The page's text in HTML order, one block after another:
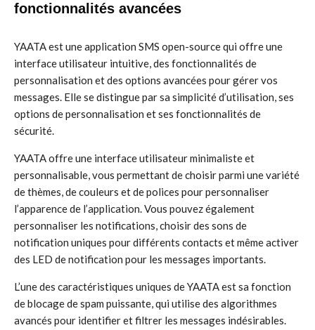
fonctionnalités avancées
YAATA est une application SMS open-source qui offre une
interface utilisateur intuitive, des fonctionnalités de
personnalisation et des options avancées pour gérer vos
messages. Elle se distingue par sa simplicité d’utilisation, ses
options de personnalisation et ses fonctionnalités de
sécurité.
YAATA offre une interface utilisateur minimaliste et
personnalisable, vous permettant de choisir parmi une variété
de thèmes, de couleurs et de polices pour personnaliser
l’apparence de l’application. Vous pouvez également
personnaliser les notifications, choisir des sons de
notification uniques pour différents contacts et même activer
des LED de notification pour les messages importants.
L’une des caractéristiques uniques de YAATA est sa fonction
de blocage de spam puissante, qui utilise des algorithmes
avancés pour identifier et filtrer les messages indésirables.